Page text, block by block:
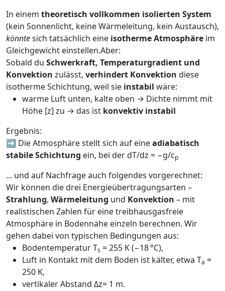
In einem theoretisch vollkommen isolierten System
(kein Sonnenlicht, keine Wärmeleitung, kein Austausch),
könntesich tatsächlich eine isotherme Atmosphäre im
Gleichgewicht einstellen.Aber:
Sobald du Schwerkraft, Temperaturgradient und
Konvektion zulässt, verhindert Konvektion diese
isotherme Schichtung, weil sie instabil wäre:
warme Luft unten, kalte oben → Dichte nimmt mit
Höhe [z] zu → das ist konvektiv instabil
Ergebnis:
➡️ Die Atmosphäre stellt sich auf eineadiabatisch
stabile Schichtung ein, bei der dT/dz = −g/cp
... und auf Nachfrage auch folgendes vorgerechnet:
Wir können die drei Energieübertragungsarten –
Strahlung, Wärmeleitung und Konvektion – mit
realistischen Zahlen für eine treibhausgasfreie
Atmosphäre in Bodennähe einzeln berechnen. Wir
gehen dabei von typischen Bedingungen aus:
Bodentemperatur Ts ​= 255 K (−18 °C),
Luft in Kontakt mit dem Boden ist kälter, etwa Ta ​ =
250 K,
vertikaler Abstand Δz= 1 m.